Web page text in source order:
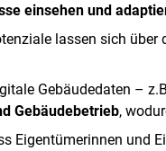
einsehen und
lassen sich
Gebäudedaten –
Gebäudebetrieb,
Eigentümerinnen und